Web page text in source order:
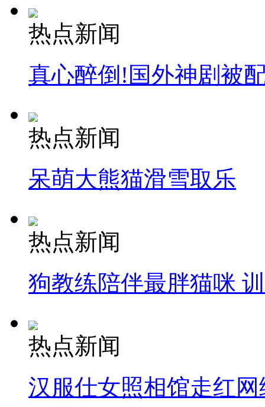
热点新闻
真心醉倒!国外神剧被
热点新闻
呆萌大熊猫滑雪取乐
热点新闻
狗教练陪伴最胖猫咪
热点新闻
汉服仕女照相馆走红网